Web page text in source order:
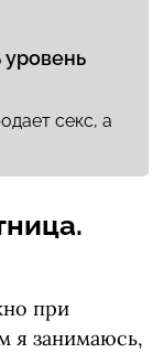
секс, а
при
я занимаюсь,